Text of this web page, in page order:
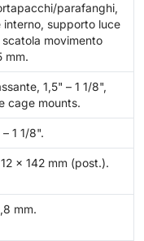
parafanghi,
supporto luce
movimento
mm.
1,5" – 1 1/8",
cage mounts.
1 1/8".
× 142 mm (post.).
mm.